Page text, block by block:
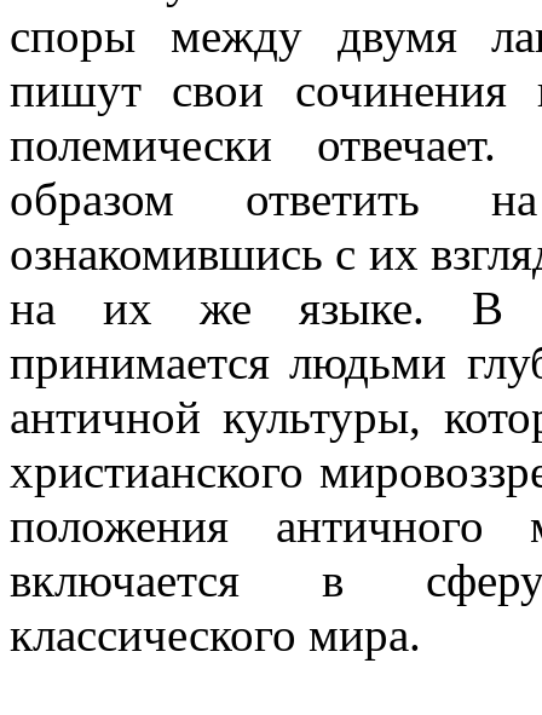
споры между двумя
пишут свои сочинения
полемически
образом ответить
ознакомившись с их
на их же языке. В
принимается людьми
античной культуры,
христианского
положения античного
включается в
классического мира.